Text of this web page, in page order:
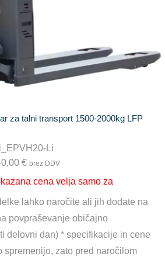
za talni transport 1500-2000kg LFP
Li
€ brez DDV
cena velja samo za
lahko naročite ali jih dodate na
povpraševanje običajno
delovni dan) * specifikacije in cene
spremenijo, zato pred naročilom